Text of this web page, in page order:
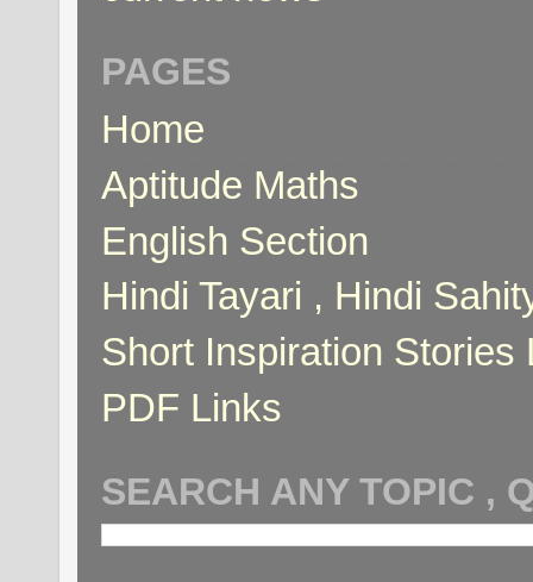
PAGES
Home
Aptitude Maths
English Section
Hindi Tayari , Hindi
Short Inspiration Stories
PDF Links
SEARCH ANY TOPIC ,